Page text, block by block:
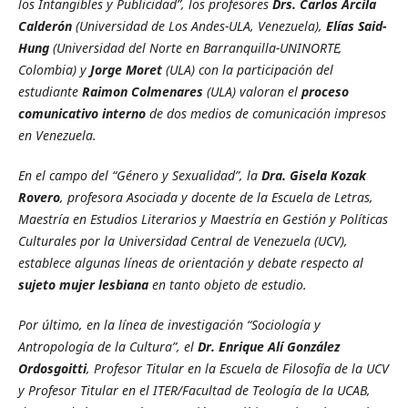
los Intangibles y Publicidad”, los profesores Drs. Carlos Arcila
Calderón (Universidad de Los Andes-ULA, Venezuela), Elías Said-
Hung (Universidad del Norte en Barranquilla-UNINORTE,
Colombia) yJorge Moret (ULA) con la participación del
estudiante Raimon Colmenares(ULA) valoran el proceso
comunicativo internode dos medios de comunicación impresos
en Venezuela.
En el campo del “Género y Sexualidad”, la Dra. GiselaKozak
Rovero, profesora Asociada y docente de la Escuela de Letras,
Maestría en Estudios Literarios y Maestría en Gestión y Políticas
Culturales por la Universidad Central de Venezuela (UCV),
establece algunas líneas de orientación y debate respecto al
sujeto mujer lesbianaen tanto objeto de estudio.
Por último, en la línea de investigación “Sociología y
Antropología de la Cultura”, el Dr. Enrique Alí González
Ordosgoitti, Profesor Titular en la Escuela de Filosofía de la UCV
y Profesor Titular en el ITER/Facultad de Teología de la UCAB,